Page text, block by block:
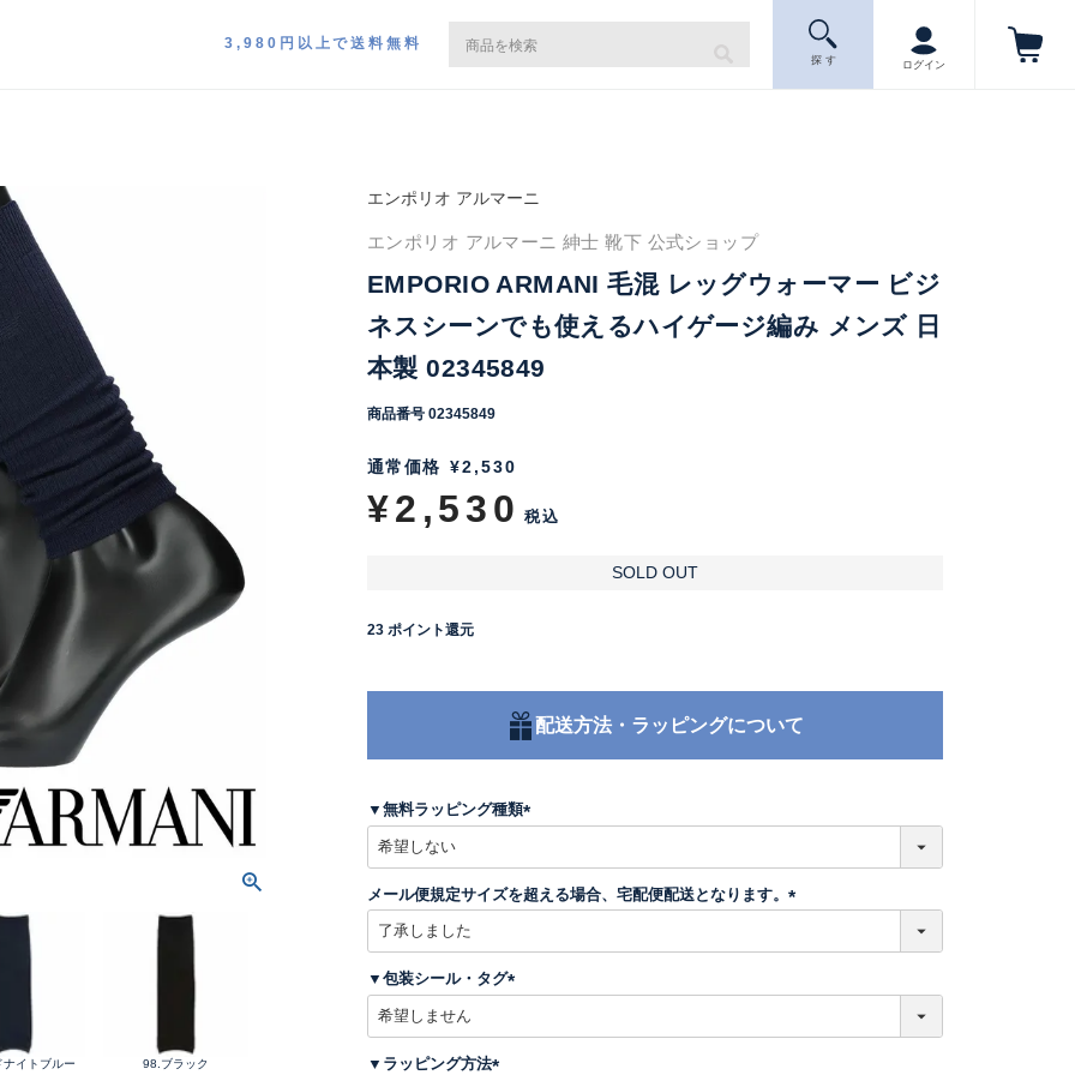
3,980円以上で送料無料
探 す ログイン
イトブルー 98.ブラック
エンポリオ アルマーニ
エンポリオ アルマーニ 紳士 靴下 公式ショップ
EMPORIO ARMANI 毛混 レッグウォーマー ビジ
ネスシーンでも使えるハイゲージ編み メンズ 日
本製 02345849
商品番号 02345849
通常価格 ¥2,530
¥2,530 税込
SOLD OUT
23 ポイント還元
配送方法・ラッピングについて
▼無料ラッピング種類
須
)
メール便規定サイズを超える場合、宅配便配送となります。
)
▼包装シール・タグ
▼ラッピング方法